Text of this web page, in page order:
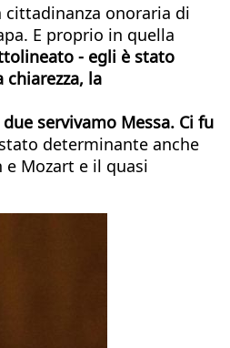
cittadinanza onoraria di
E proprio in quella
- egli è stato
la
servivamo Messa. Ci fu
determinante anche
Mozart e il quasi